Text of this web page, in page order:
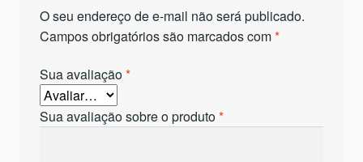
O seu endereço de e-mail não será publicado.
Campos obrigatórios são marcados com*
Sua avaliação*
Sua avaliação sobre o produto*